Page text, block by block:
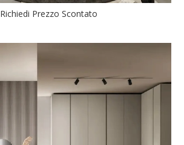
Richiedi Prezzo Scontato